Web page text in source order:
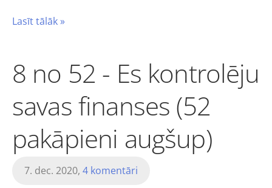
Lasīt tālāk »
8 no 52 - Es kontrolēju
savas finanses (52
pakāpieni augšup)
7. dec. 2020, 4 komentāri